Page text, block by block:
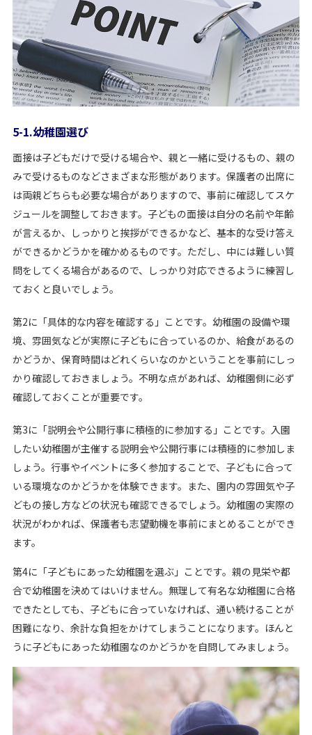
5-1.幼稚園選び
面接は子どもだけで受ける場合や、親と一緒に受けるもの、親の
みで受けるものなどさまざまな形態があります。保護者の出席に
は両親どちらも必要な場合がありますので、事前に確認してスケ
ジュールを調整しておきます。子どもの面接は自分の名前や年齢
が言えるか、しっかりと挨拶ができるかなど、基本的な受け答え
ができるかどうかを確かめるものです。ただし、中には難しい質
問をしてくる場合があるので、しっかり対応できるように練習し
ておくと良いでしょう。
第2に「具体的な内容を確認する」ことです。幼稚園の設備や環
境、雰囲気などが実際に子どもに合っているのか、給食があるの
かどうか、保育時間はどれくらいなのかということを事前にしっ
かり確認しておきましょう。不明な点があれば、幼稚園側に必ず
確認しておくことが重要です。
第3に「説明会や公開行事に積極的に参加する」ことです。入園
したい幼稚園が主催する説明会や公開行事には積極的に参加しま
しょう。行事やイベントに多く参加することで、子どもに合って
いる環境なのかどうかを体験できます。また、園内の雰囲気や子
どもの接し方などの状況も確認できるでしょう。幼稚園の実際の
状況がわかれば、保護者も志望動機を事前にまとめることができ
ます。
第4に「子どもにあった幼稚園を選ぶ」ことです。親の見栄や都
合で幼稚園を決めてはいけません。無理して有名な幼稚園に合格
できたとしても、子どもに合っていなければ、通い続けることが
困難になり、余計な負担をかけてしまうことになります。ほんと
うに子どもにあった幼稚園なのかどうかを自問してみましょう。